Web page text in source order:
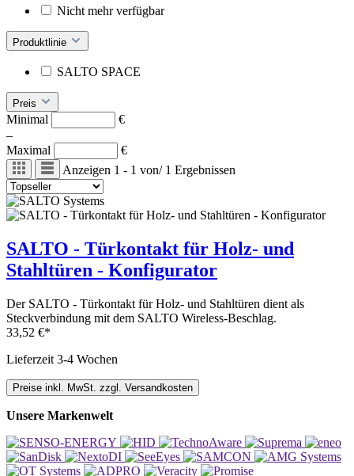
Nicht mehr verfügbar
Produktlinie
SALTO SPACE
Preis
Minimal
€
–
Maximal
€
Anzeigen 1 - 1 von/1 Ergebnissen
SALTO - Türkontakt für Holz- und
Stahltüren - Konfigurator
Der SALTO - Türkontakt für Holz- und Stahltüren dient als
Steckverbindung mit dem SALTO Wireless-Beschlag.
33,52 €*
Lieferzeit 3-4 Wochen
Preise inkl. MwSt. zzgl. Versandkosten
Unsere Markenwelt